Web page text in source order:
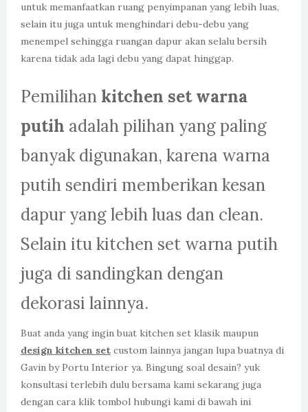
untuk memanfaatkan ruang penyimpanan yang lebih luas,
selain itu juga untuk menghindari debu-debu yang
menempel sehingga ruangan dapur akan selalu bersih
karena tidak ada lagi debu yang dapat hinggap.
Pemilihan kitchen set warna
putih adalah pilihan yang paling
banyak digunakan, karena warna
putih sendiri memberikan kesan
dapur yang lebih luas dan clean.
Selain itu kitchen set warna putih
juga di sandingkan dengan
dekorasi lainnya.
Buat anda yang ingin buat kitchen set klasik maupun
design kitchen set custom lainnya jangan lupa buatnya di
Gavin by Portu Interior ya. Bingung soal desain? yuk
konsultasi terlebih dulu bersama kami sekarang juga
dengan cara klik tombol hubungi kami di bawah ini